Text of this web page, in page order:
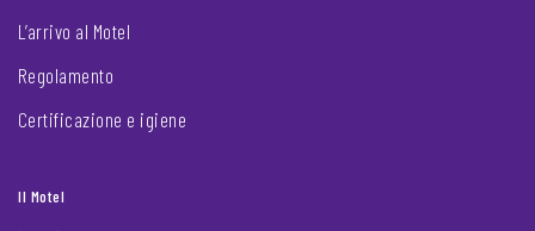
L’arrivo al Motel
Regolamento
Certificazione e igiene
Il Motel